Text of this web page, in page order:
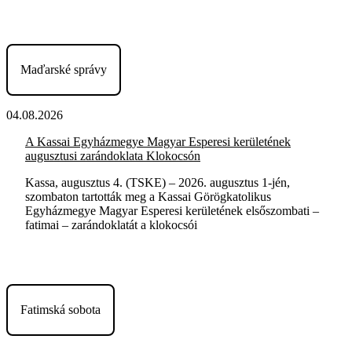
Maďarské správy
04.08.2026
A Kassai Egyházmegye Magyar Esperesi kerületének
augusztusi zarándoklata Klokocsón
Kassa, augusztus 4. (TSKE) – 2026. augusztus 1-jén,
szombaton tartották meg a Kassai Görögkatolikus
Egyházmegye Magyar Esperesi kerületének elsőszombati –
fatimai – zarándoklatát a klokocsói
Fatimská sobota